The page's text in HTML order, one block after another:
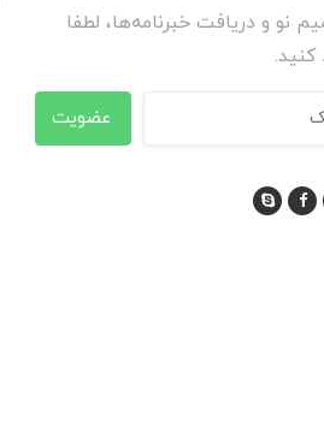
نو و دریافت خبرنامه‌ها، لطفا
کنید.
عضویت